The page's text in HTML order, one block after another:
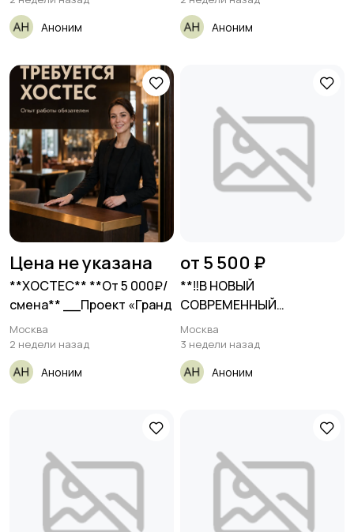
Аноним Аноним
Цена не указана
**ХОСТЕС** **От 5 000₽/
смена** __Проект «Гранд
Москва
2 недели назад
Аноним
от 5 500 ₽
**‼️В НОВЫЙ
СОВРЕМЕННЫЙ
РЕСТОРАН ПРИ Б/Ц
Москва
3 недели назад
Аноним